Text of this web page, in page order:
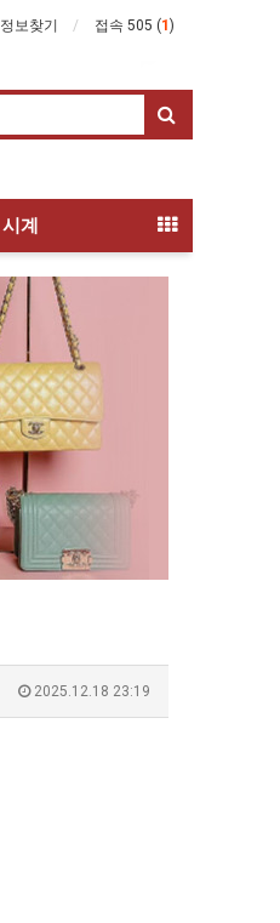
정보찾기 접속 505 (1 )
시계
2025.12.18 23:19